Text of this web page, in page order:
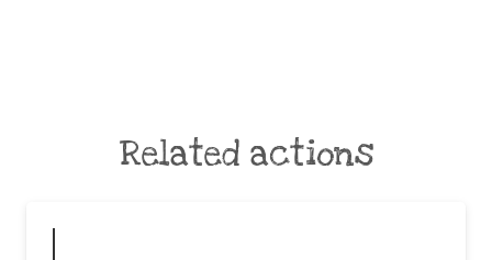
Related actions